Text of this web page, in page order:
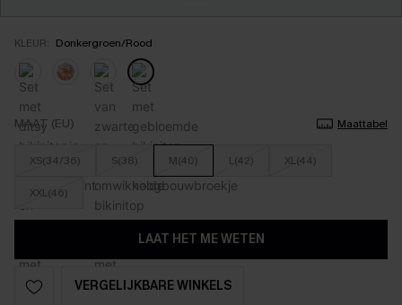
KLEUR: Donkergroen/Rood
MAAT (EU) Maattabel
XS(34/36) S(38) M(40) L(42) XL(44)
XXL(46)
LAAT HET ME WETEN
VERGELIJKBARE WINKELS